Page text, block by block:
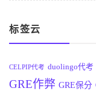
标签云
CELPIP代考 duolingo代考
GRE作弊 GRE保分